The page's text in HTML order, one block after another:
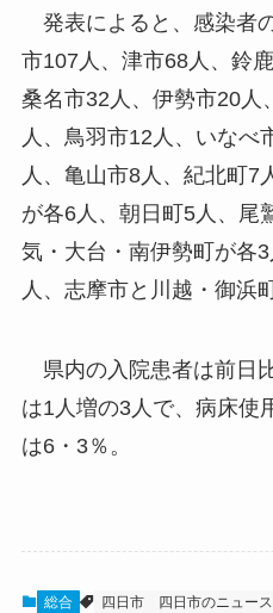
発表によると、感染者
市107人、津市68人、鈴
桑名市32人、伊勢市20人
人、鳥羽市12人、いなべ
人、亀山市8人、紀北町7
が各6人、朝日町5人、尾
気・大台・南伊勢町が各
人、志摩市と川越・御浜
県内の入院患者は前日
は1人増の3人で、病床使
は6・3％。
総合 四日市 四日市のニュース